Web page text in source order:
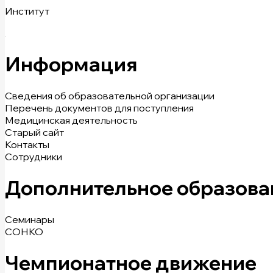
Институт
Информация
Сведения об образовательной организации
Перечень документов для поступления
Медицинская деятельность
Старый сайт
Контакты
Сотрудники
Дополнительное
Семинары
СОНКО
Чемпионатное движение